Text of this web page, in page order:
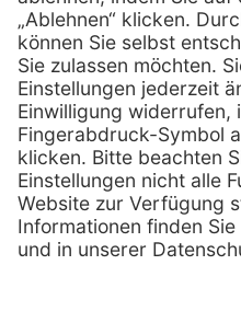
Services
Serviceversprechen
Sprechstundenbedarf
Retoure anmelden
Zertifikat